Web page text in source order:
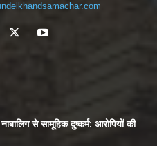
से सामूहिक दुष्कर्म: आरोपियों की